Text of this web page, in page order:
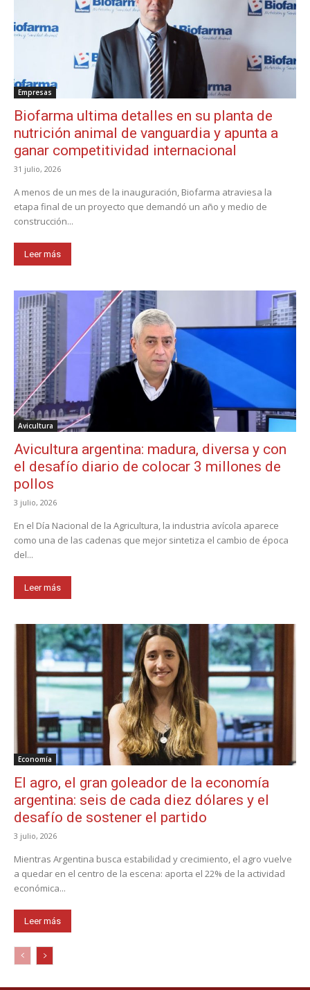
Empresas
Biofarma ultima detalles en su planta de
nutrición animal de vanguardia y apunta a
ganar competitividad internacional
31 julio, 2026
A menos de un mes de la inauguración, Biofarma atraviesa la
etapa final de un proyecto que demandó un año y medio de
construcción...
Leer más
Avicultura
Avicultura argentina: madura, diversa y con
el desafío diario de colocar 3 millones de
pollos
3 julio, 2026
En el Día Nacional de la Agricultura, la industria avícola aparece
como una de las cadenas que mejor sintetiza el cambio de época
del...
Leer más
Economía
El agro, el gran goleador de la economía
argentina: seis de cada diez dólares y el
desafío de sostener el partido
3 julio, 2026
Mientras Argentina busca estabilidad y crecimiento, el agro vuelve
a quedar en el centro de la escena: aporta el 22% de la actividad
económica...
Leer más